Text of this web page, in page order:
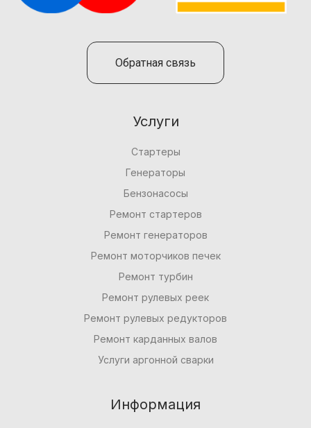
Обратная связь
Услуги
Стартеры
Генераторы
Бензонасосы
Ремонт стартеров
Ремонт генераторов
Ремонт моторчиков печек
Ремонт турбин
Ремонт рулевых реек
Ремонт рулевых редукторов
Ремонт карданных валов
Услуги аргонной сварки
Информация